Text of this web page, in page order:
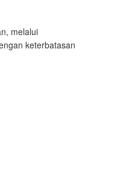
melalui
keterbatasan